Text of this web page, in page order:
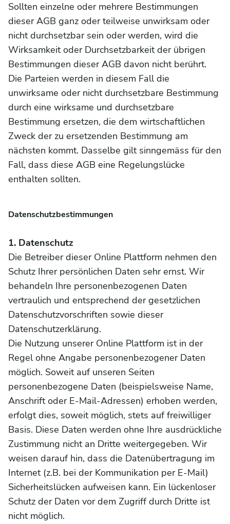
Sollten einzelne oder mehrere Bestimmungen
dieser AGB ganz oder teilweise unwirksam oder
nicht durchsetzbar sein oder werden, wird die
Wirksamkeit oder Durchsetzbarkeit der übrigen
Bestimmungen dieser AGB davon nicht berührt.
Die Parteien werden in diesem Fall die
unwirksame oder nicht durchsetzbare Bestimmung
durch eine wirksame und durchsetzbare
Bestimmung ersetzen, die dem wirtschaftlichen
Zweck der zu ersetzenden Bestimmung am
nächsten kommt. Dasselbe gilt sinngemäss für den
Fall, dass diese AGB eine Regelungslücke
enthalten sollten.
Datenschutzbestimmungen
1. Datenschutz
Die Betreiber dieser Online Plattform nehmen den
Schutz Ihrer persönlichen Daten sehr ernst. Wir
behandeln Ihre personenbezogenen Daten
vertraulich und entsprechend der gesetzlichen
Datenschutzvorschriften sowie dieser
Datenschutzerklärung.
Die Nutzung unserer Online Plattform ist in der
Regel ohne Angabe personenbezogener Daten
möglich. Soweit auf unseren Seiten
personenbezogene Daten (beispielsweise Name,
Anschrift oder E-Mail-Adressen) erhoben werden,
erfolgt dies, soweit möglich, stets auf freiwilliger
Basis. Diese Daten werden ohne Ihre ausdrückliche
Zustimmung nicht an Dritte weitergegeben. Wir
weisen darauf hin, dass die Datenübertragung im
Internet (z.B. bei der Kommunikation per E-Mail)
Sicherheitslücken aufweisen kann. Ein lückenloser
Schutz der Daten vor dem Zugriff durch Dritte ist
nicht möglich.